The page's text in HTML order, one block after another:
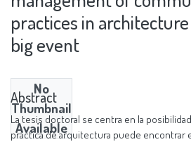
practices in architecture
big event
No
Thumbnail
Available
Abstract
La tesis doctoral se centra en la
práctica de arquitectura puede encontrar